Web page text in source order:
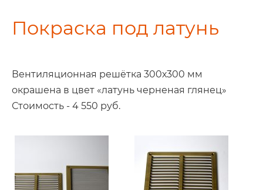
Покраска под латунь
Вентиляционная решётка 300х300 мм
окрашена в цвет «латунь черненая глянец»
Стоимость - 4 550 руб.